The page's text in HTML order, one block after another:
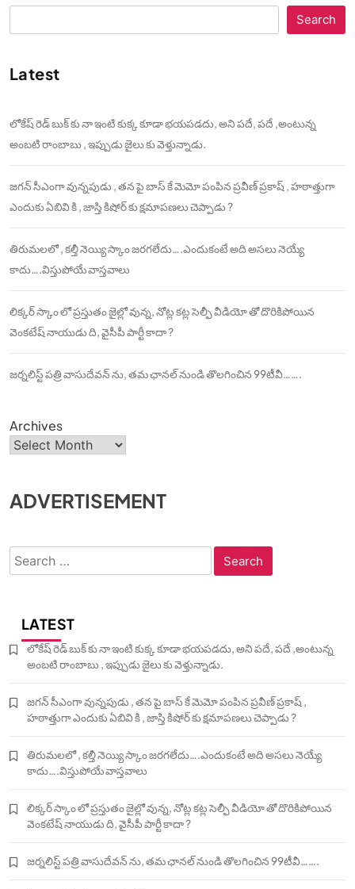
Search
Latest
లోకేష్ రెడ్ బుక్ కు నా ఇంటి కుక్క కూడా భయపడదు, అని పదే, పదే ,అంటున్న
అంబటి రాంబాబు , ఇప్పుడు జైలు కు వెళ్తున్నాడు.
జగన్ సీఎంగా వున్నపుడు , తన పై బాస్ కే మెమో పంపిన ప్రవీణ్ ప్రకాష్ , హఠాత్తుగా
ఎందుకు ఏబివి కి , జాస్తి కిషోర్ కు క్షమాపణలు చెప్పాడు ?
తిరుమలలో , కల్తీ నెయ్యి స్కాం జరగలేదు….ఎందుకంటే అది అసలు నెయ్యే
కాదు….విస్తుపోయే వాస్తవాలు
లిక్కర్ స్కాం లో ప్రస్తుతం జైల్లో వున్న, నోట్ల కట్ల సెల్ఫీ వీడియో తో దొరికిపోయిన
వెంకటేష్ నాయుడు ది, వైసీపీ పార్టీ కాదా ?
జర్నలిస్ట్ పత్రి వాసుదేవన్ ను, తమ ఛానల్ నుండి తొలగించిన 99టీవీ…….
Archives
ADVERTISEMENT
Search
for:
LATEST
లోకేష్ రెడ్ బుక్ కు నా ఇంటి కుక్క కూడా భయపడదు, అని పదే, పదే ,అంటున్న
అంబటి రాంబాబు , ఇప్పుడు జైలు కు వెళ్తున్నాడు.
జగన్ సీఎంగా వున్నపుడు , తన పై బాస్ కే మెమో పంపిన ప్రవీణ్ ప్రకాష్ ,
హఠాత్తుగా ఎందుకు ఏబివి కి , జాస్తి కిషోర్ కు క్షమాపణలు చెప్పాడు ?
తిరుమలలో , కల్తీ నెయ్యి స్కాం జరగలేదు….ఎందుకంటే అది అసలు నెయ్యే
కాదు….విస్తుపోయే వాస్తవాలు
లిక్కర్ స్కాం లో ప్రస్తుతం జైల్లో వున్న, నోట్ల కట్ల సెల్ఫీ వీడియో తో దొరికిపోయిన
వెంకటేష్ నాయుడు ది, వైసీపీ పార్టీ కాదా ?
జర్నలిస్ట్ పత్రి వాసుదేవన్ ను, తమ ఛానల్ నుండి తొలగించిన 99టీవీ…….